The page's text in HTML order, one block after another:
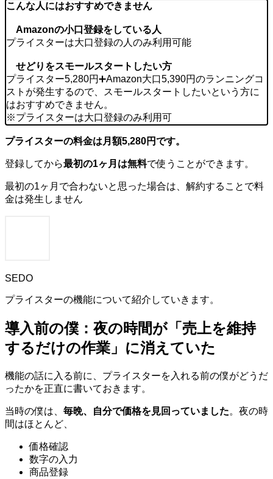
こんな人にはおすすめできません
Amazonの小口登録をしている人
プライスターは大口登録の人のみ利用可能
せどりをスモールスタートしたい方
プライスター5,280円➕Amazon大口5,390円のランニングコ
ストが発生するので、スモールスタートしたいという方に
はおすすめできません。
※プライスターは大口登録のみ利用可
プライスターの料金は月額5,280円です。
登録してから最初の1ヶ月は無料で使うことができます。
最初の1ヶ月で合わないと思った場合は、解約することで料
金は発生しません
SEDO
プライスターの機能について紹介していきます。
導入前の僕：夜の時間が「売上を維持
するだけの作業」に消えていた
機能の話に入る前に、プライスターを入れる前の僕がどうだ
ったかを正直に書いておきます。
当時の僕は、 毎晩、自分で価格を見回っていました。夜の時
間はほとんど、
価格確認
数字の入力
商品登録